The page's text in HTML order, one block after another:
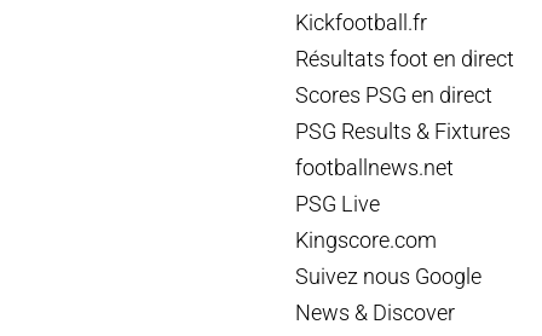
Kickfootball.fr
Résultats foot en direct
Scores PSG en direct
PSG Results & Fixtures
footballnews.net
PSG Live
Kingscore.com
Suivez nous Google
News & Discover